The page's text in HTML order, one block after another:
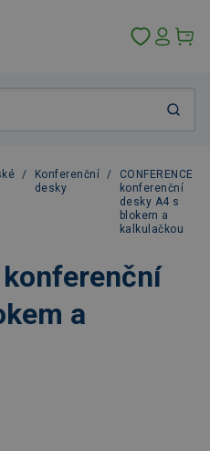
/
Konferenční
desky
/
CONFERENCE
konferenční
desky A4 s
blokem a
kalkulačkou
konferenční
a